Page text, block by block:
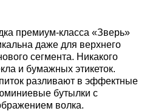
премиум-класса «Зверь»
даже для верхнего
сегмента. Никакого
и бумажных этикеток.
разливают в эффектные
бутылки с
волка.